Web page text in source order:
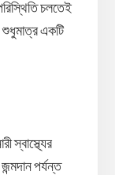
চলতেই
শুধুমাত্র একটি
স্বাস্থ্যের
পর্যন্ত